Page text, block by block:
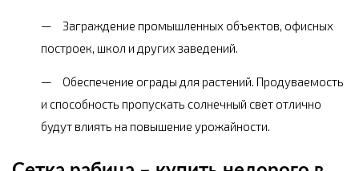
Заграждение промышленных объектов, офисных
построек, школ и других заведений.
Обеспечение ограды для растений. Продуваемость
и способность пропускать солнечный свет отлично
будут влиять на повышение урожайности.